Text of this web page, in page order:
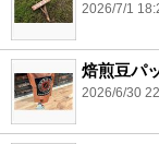
2026/7/1
焙煎豆パ
2026/6/30